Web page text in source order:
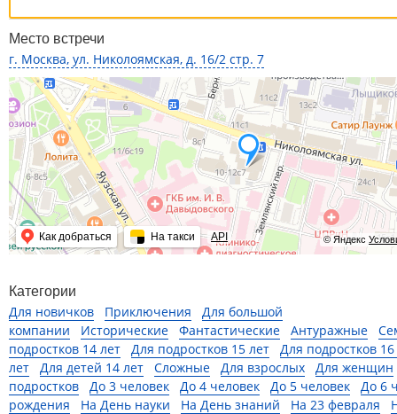
Место встречи
г. Москва, ул. Николоямская, д. 16/2 стр. 7
© Яндекс
Как добраться На такси API
Категории
Для новичков Приключения
Для большой
компании
Исторические Фантастические Антуражные
подростков 14 лет
Для подростков 15 лет
Для подростков 16
лет
Для детей 14 лет Сложные Для взрослых
Для женщин
подростков
До 3 человек До 4 человек До 5 человек
До 6
рождения
На День науки На День знаний На 23 февраля